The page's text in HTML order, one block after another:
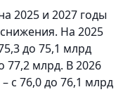
2025 и 2027 годы
На 2025
до 75,1 млрд
77,2 млрд. В 2026
с 76,0 до 76,1 млрд